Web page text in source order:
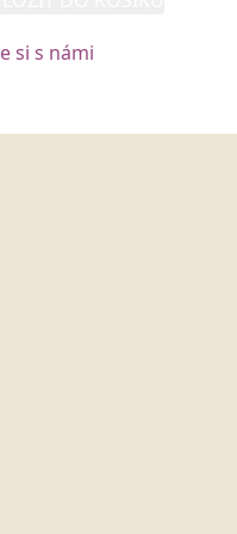
si s námi